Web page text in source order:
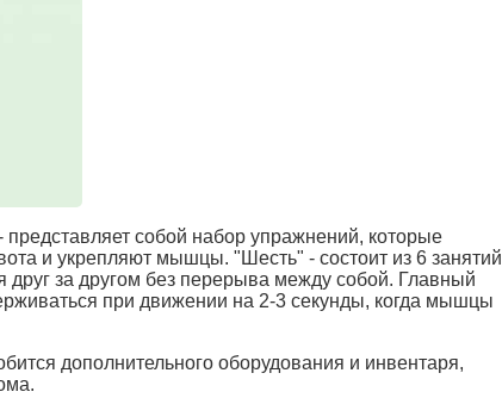
собой набор упражнений, которые
и укрепляют мышцы. "Шесть" - состоит из 6 занятий
за другом без перерыва между собой. Главный
при движении на 2-3 секунды, когда мышцы
дополнительного оборудования и инвентаря,